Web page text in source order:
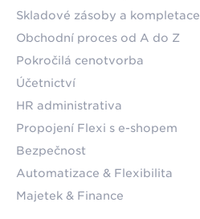
Skladové zásoby a kompletace
Obchodní proces od A do Z
Pokročilá cenotvorba
Účetnictví
HR administrativa
Propojení Flexi s e-shopem
Bezpečnost
Automatizace & Flexibilita
Majetek & Finance